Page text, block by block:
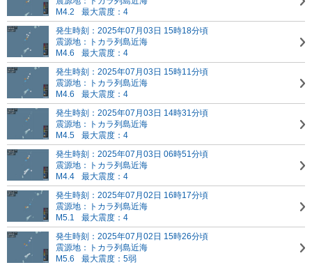
M4.2
最大震度：4
発生時刻：2025年07月03日 15時18分頃
震源地：トカラ列島近海
M4.6
最大震度：4
発生時刻：2025年07月03日 15時11分頃
震源地：トカラ列島近海
M4.6
最大震度：4
発生時刻：2025年07月03日 14時31分頃
震源地：トカラ列島近海
M4.5
最大震度：4
発生時刻：2025年07月03日 06時51分頃
震源地：トカラ列島近海
M4.4
最大震度：4
発生時刻：2025年07月02日 16時17分頃
震源地：トカラ列島近海
M5.1
最大震度：4
発生時刻：2025年07月02日 15時26分頃
震源地：トカラ列島近海
M5.6
最大震度：5弱